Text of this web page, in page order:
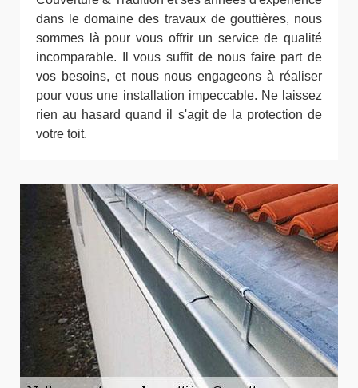
dans le domaine des travaux de gouttières, nous
sommes là pour vous offrir un service de qualité
incomparable. Il vous suffit de nous faire part de
vos besoins, et nous nous engageons à réaliser
pour vous une installation impeccable. Ne laissez
rien au hasard quand il s'agit de la protection de
votre toit.